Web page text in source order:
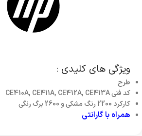
ویژگی های کلیدی :
طرح
کد فنی CE410A, CE411A, CE412A, CE413A
کارکرد 2200 رنگ مشکی و 2600 برگ رنگی
همراه با گارانتی